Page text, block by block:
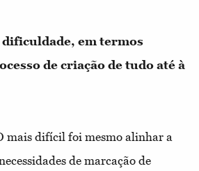
em termos
de criação de tudo até à
mais difícil foi mesmo alinhar a
de marcação de